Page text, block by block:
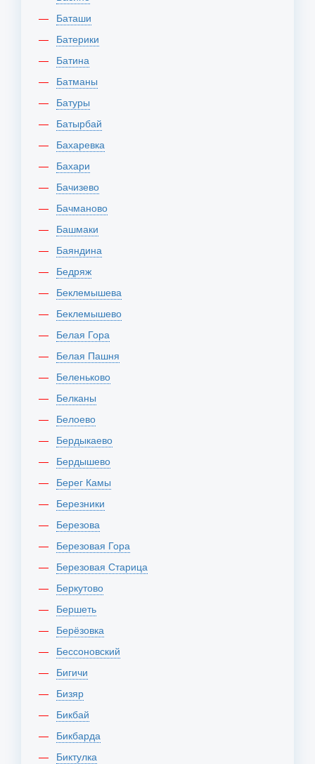
Баташи
Батерики
Батина
Батманы
Батуры
Батырбай
Бахаревка
Бахари
Бачизево
Бачманово
Башмаки
Баяндина
Бедряж
Беклемышева
Беклемышево
Белая Гора
Белая Пашня
Беленьково
Белканы
Белоево
Бердыкаево
Бердышево
Берег Камы
Березники
Березова
Березовая Гора
Березовая Старица
Беркутово
Бершеть
Берёзовка
Бессоновский
Бигичи
Бизяр
Бикбай
Бикбарда
Биктулка